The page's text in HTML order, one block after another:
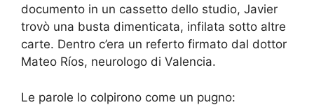
documento in un cassetto dello studio, Javier
trovò una busta dimenticata, infilata sotto altre
carte. Dentro c’era un referto firmato dal dottor
Mateo Ríos, neurologo di Valencia.
Le parole lo colpirono come un pugno: